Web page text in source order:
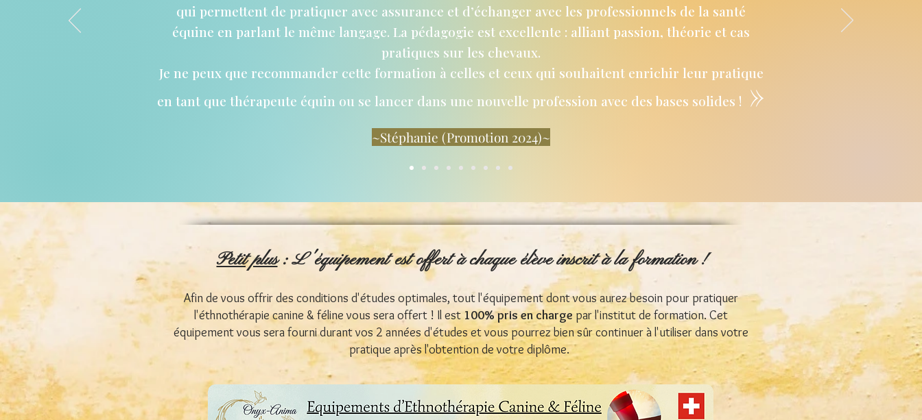
qui permettent de pratiquer avec assurance et d’échanger avec les professionnels de la santé
équine en parlant le même langage. La pédagogie est excellente : alliant passion, théorie et cas
pratiques sur les chevaux.
Je ne peux que recommander cette formation à celles et ceux qui souhaitent enrichir leur pratique
en tant que thérapeute équin ou se lancer dans une nouvelle profession avec des bases solides ! »
~Stéphanie (Promotion 2024)~
Petit plus: L'équipement est offert à chaque élève inscrit à la formation !
Afin de vous offrir des conditions d'études optimales, tout l'équipement dont vous aurez besoin pour pratiquer
l'éthnothérapie canine & féline vous sera offert ! Il est100% pris en charge par l'institut de formation. Cet
équipement vous sera fourni durant vos 2 années d'études et vous pourrez bien sûr continuer à l'utiliser dans votre
pratique après l'obtention de votre diplôme.